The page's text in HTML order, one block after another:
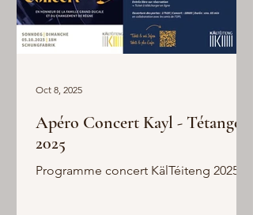
Apéro Concert Kayl - Tétange
2025
Programme concert KälTéiteng 2025
Oct 8, 2025